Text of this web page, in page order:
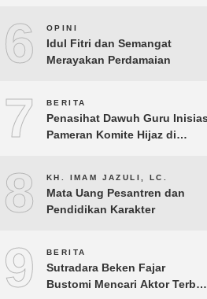
Perekonomian Rakyatnya
6 OPINI
Idul Fitri dan Semangat
Merayakan Perdamaian
7 BERITA
Penasihat Dawuh Guru
Pameran Komite Hijaz di
8 KH. IMAM JAZULI, LC.
Mata Uang Pesantren dan
Pendidikan Karakter
9 BERITA
Sutradara Beken Fajar
Bustomi Mencari Aktor Terbaik